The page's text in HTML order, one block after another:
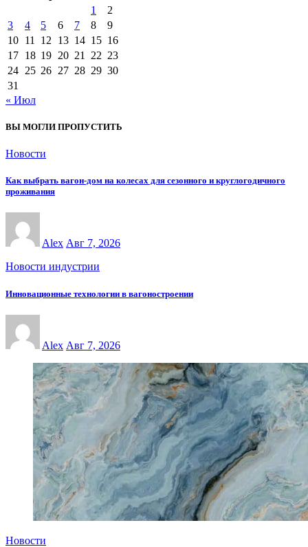
1
2
3
4 5 6 7 8
9
10 11 12 13 14 15 16
17 18 19 20 21 22 23
24 25 26 27 28 29 30
31
« Июл
ВЫ МОГЛИ ПРОПУСТИТЬ
Новости
Как выбрать вагон-дом на колесах для сезонного и круглогодичного
проживания
Alex Авг 7, 2026
Новости индустрии
Инновационные технологии в вагоностроении
Alex Авг 7, 2026
Новости